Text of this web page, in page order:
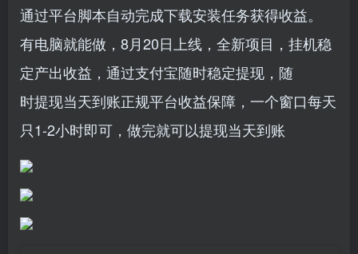
通过平台脚本自动完成下载安装任务获得收益。
有电脑就能做，8月20日上线，全新项目，挂机稳
定产出收益，通过支付宝随时稳定提现，随
时提现当天到账正规平台收益保障，一个窗口每天
只1-2小时即可，做完就可以提现当天到账